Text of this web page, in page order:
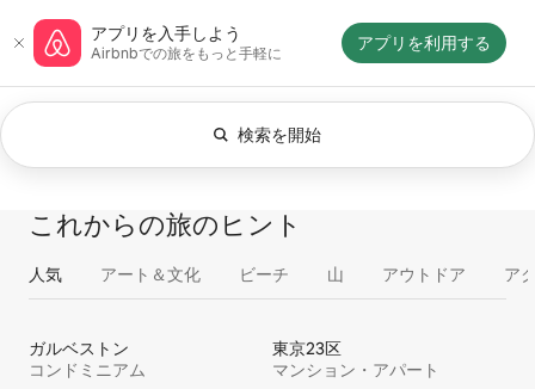
ン
ン
ツ
に
ス
Airbnbホームページ
アプリ⁠を入⁠手⁠し⁠よ⁠う
Airbnbでの旅をも⁠っ⁠と⁠手⁠軽⁠に
アプリを利用する
検索を開始
現在、いつでもを表示しています。検索
すべて
宿⁠泊
これからの旅のヒント
人気 アート＆文化 ビーチ 山 アウトドア ア
ガルベストン
コンドミニアム
東京23区
マンション・アパート